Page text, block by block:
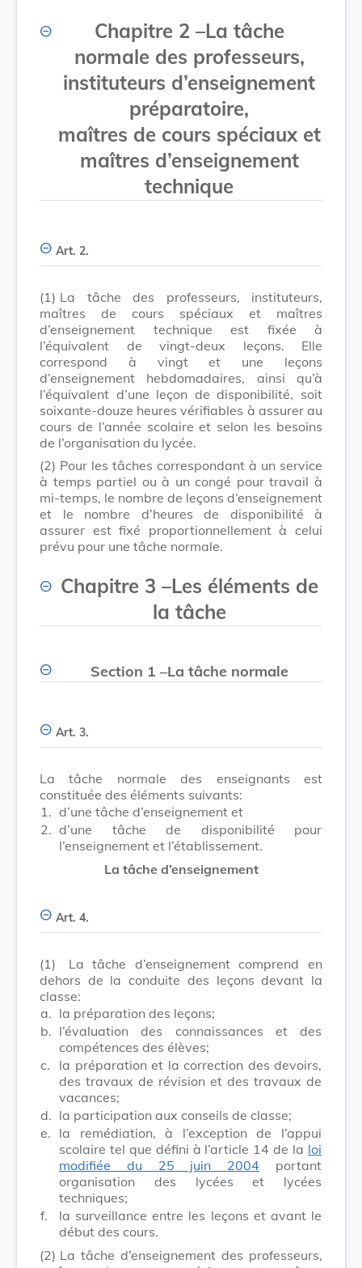
Chapitre 2–La tâche
normale des professeurs,
instituteurs d’enseignement
préparatoire,
maîtres de cours spéciaux et
maîtres d’enseignement
technique
Art. 2.
(1) La tâche des professeurs, instituteurs,
maîtres de cours spéciaux et maîtres
d’enseignement technique est fixée à
l’équivalent de vingt-deux leçons. Elle
correspond à vingt et une leçons
d’enseignement hebdomadaires, ainsi qu’à
l’équivalent d’une leçon de disponibilité, soit
soixante-douze heures vérifiables à assurer au
cours de l’année scolaire et selon les besoins
de l’organisation du lycée.
(2) Pour les tâches correspondant à un service
à temps partiel ou à un congé pour travail à
mi-temps, le nombre de leçons d’enseignement
et le nombre d’heures de disponibilité à
assurer est fixé proportionnellement à celui
prévu pour une tâche normale.
Chapitre 3 –Les éléments de
la tâche
Section 1 –La tâche normale
Art. 3.
La tâche normale des enseignants est
constituée des éléments suivants:
1. d’une tâche d’enseignement et
2. d’une tâche de disponibilité pour
l’enseignement et l’établissement.
La tâche d’enseignement
Art. 4.
(1)
La tâche d’enseignement comprend en
dehors de la conduite des leçons devant la
classe:
a. la préparation des leçons;
b. l’évaluation des connaissances et des
compétences des élèves;
c.
la préparation et la correction des devoirs,
des travaux de révision et des travaux de
vacances;
d. la participation aux conseils de classe;
e. la remédiation, à l’exception de l’appui
scolaire tel que défini à l’article 14 de la loi
modifiée du 25 juin 2004 portant
organisation des lycées et lycées
techniques;
f.
la surveillance entre les leçons et avant le
début des cours.
(2) La tâche d’enseignement des professeurs,